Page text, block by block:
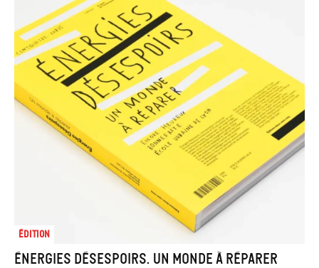
Édition
Énergies Désespoirs. Un monde à réparer